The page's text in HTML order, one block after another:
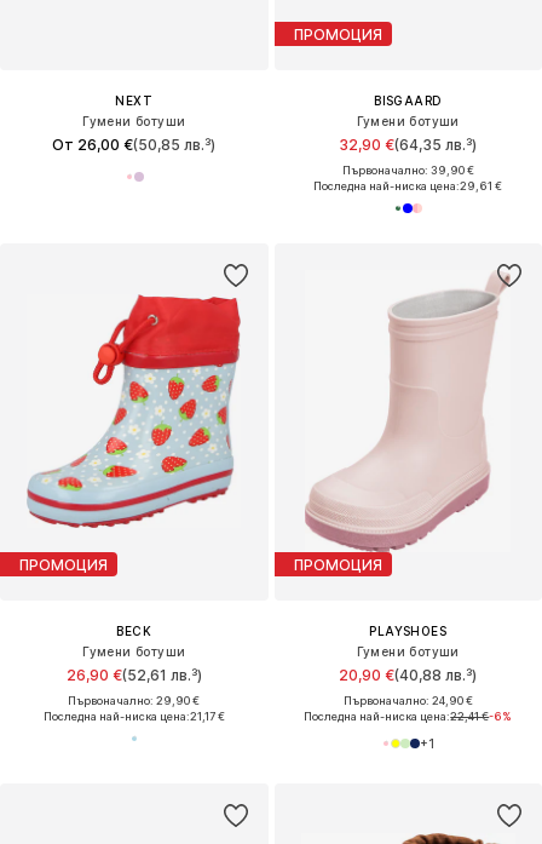
NEXT
Гумени ботуши
От 26,00 €(50,85 лв.³)
ПРОМОЦИЯ
BISGAARD
Гумени ботуши
32,90 €(64,35 лв.³)
Първоначално: 39,90 €
Последна най-ниска цена:29,61 €
ПРОМОЦИЯ
BECK
Гумени ботуши
26,90 €(52,61 лв.³)
Първоначално: 29,90 €
Последна най-ниска цена:21,17 €
ПРОМОЦИЯ
PLAYSHOES
Гумени ботуши
20,90 €(40,88 лв.³)
Първоначално: 24,90 €
Последна най-ниска цена:22,41 €-6%
+1